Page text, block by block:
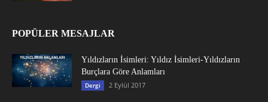
POPÜLER MESAJLAR
Yıldızların İsimleri: Yıldız İsimleri-Yıldızların
Burçlara Göre Anlamları
Dergi 2 Eylül 2017